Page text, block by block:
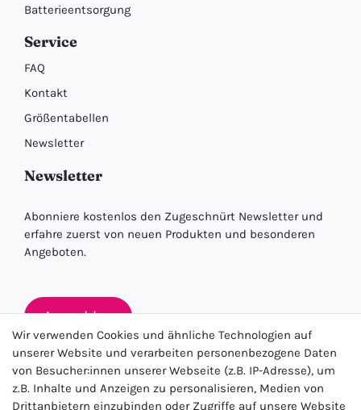
Batterieentsorgung
Service
FAQ
Kontakt
Größentabellen
Newsletter
Newsletter
Abonniere kostenlos den Zugeschnürt Newsletter und
erfahre zuerst von neuen Produkten und besonderen
Angeboten.
Anmelden
★★★★★
Wir verwenden Cookies und ähnliche Technologien auf
unserer Website und verarbeiten personenbezogene Daten
von Besucher:innen unserer Webseite (z.B. IP-Adresse), um
z.B. Inhalte und Anzeigen zu personalisieren, Medien von
Drittanbietern einzubinden oder Zugriffe auf unsere Website